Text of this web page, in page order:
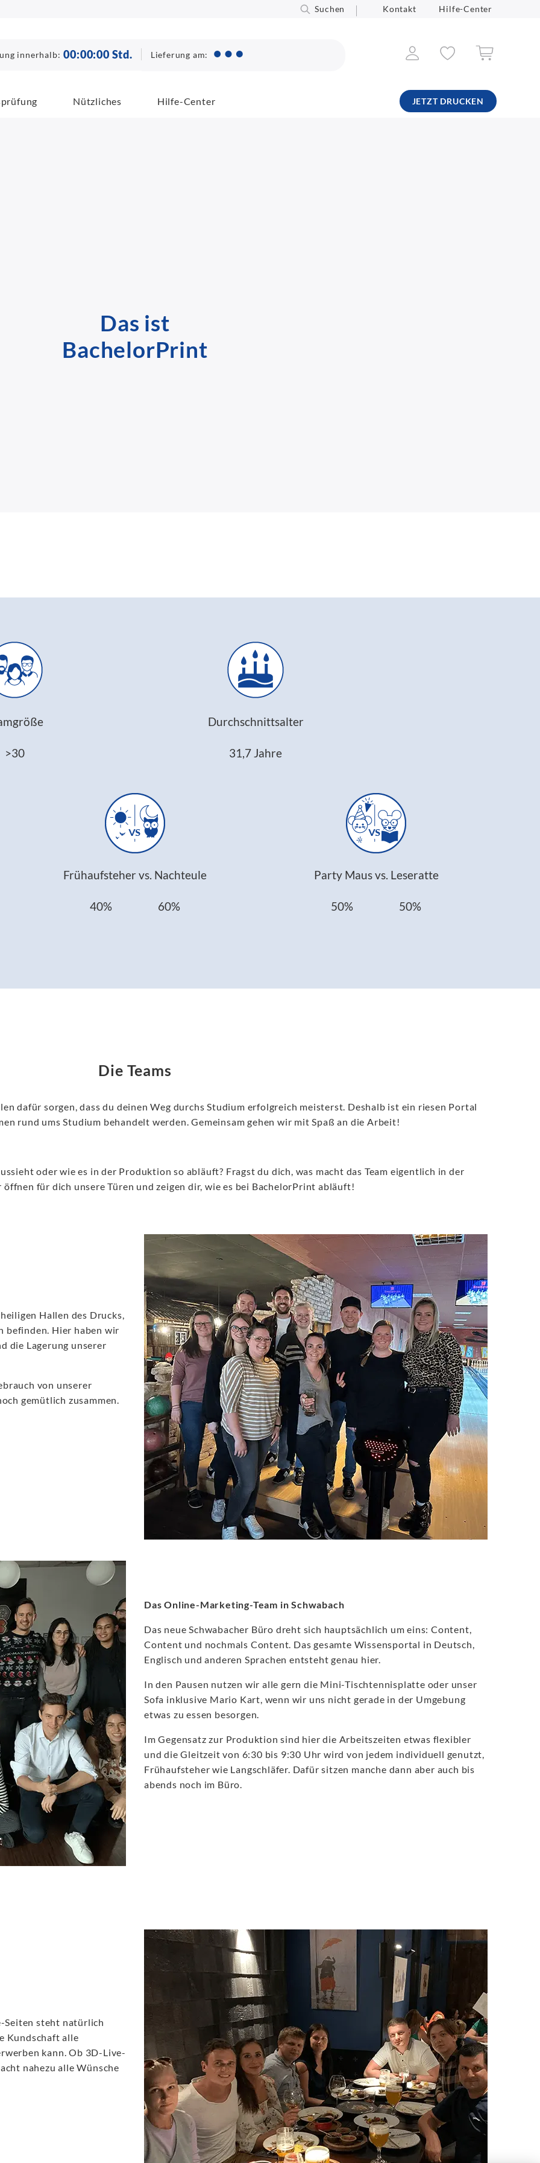
Suchen Kontakt Hilfe-Center
innerhalb: 00:00:00 Std. Lieferung am:
Nützliches Hilfe-Center JETZT DRUCKEN
Das ist
BachelorPrint
>30
Durchschnitts­alter
31,7 Jahre
Frühaufsteher vs. Nachteule
40% 60%
Party Maus vs. Leseratte
50% 50%
Die Teams
dafür sorgen, dass du deinen Weg durchs Studium erfolgreich meisterst. Deshalb ist ein riesen Portal
rund ums Studium behandelt werden. Gemeinsam gehen wir mit Spaß an die Arbeit!
oder wie es in der Produktion so abläuft? Fragst du dich, was macht das Team eigentlich in der
für dich unsere Türen und zeigen dir, wie es bei BachelorPrint abläuft!
Hallen des Drucks,
befinden. Hier haben wir
die Lagerung unserer
von unserer
gemütlich zusammen.
Das Online-Marketing-Team in Schwabach
Das neue Schwabacher Büro dreht sich hauptsächlich um eins: Content,
Content und nochmals Content. Das gesamte Wissensportal in Deutsch,
Englisch und anderen Sprachen entsteht genau hier.
In den Pausen nutzen wir alle gern die Mini-Tischtennisplatte oder unser
Sofa inklusive Mario Kart, wenn wir uns nicht gerade in der Umgebung
etwas zu essen besorgen.
Im Gegensatz zur Produktion sind hier die Arbeitszeiten etwas flexibler
und die Gleitzeit von 6:30 bis 9:30 Uhr wird von jedem individuell genutzt,
Frühaufsteher wie Langschläfer. Dafür sitzen manche dann aber auch bis
abends noch im Büro.
Seiten steht natürlich
Kundschaft alle
kann. Ob 3D-Live-
nahezu alle Wünsche